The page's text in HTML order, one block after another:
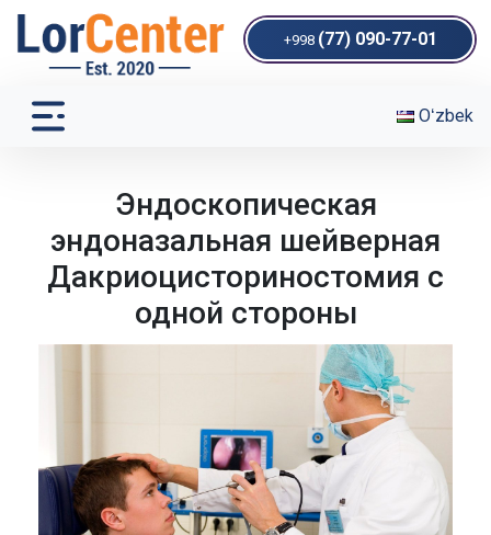
+998 (77) 090-77-01
Oʻzbek
Эндоскопическая
эндоназальная шейверная
Дакриоцисториностомия с
одной стороны